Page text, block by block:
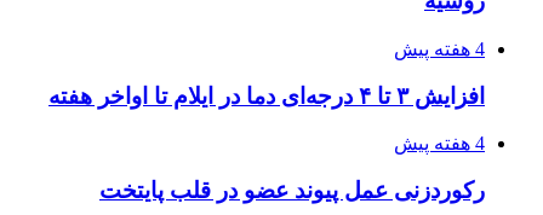
۱۴۰۵/۰۴/۱۵
عاشقانه، دارک رومنس و رمان بدون حذفیات
راهنمای جامع خرید تجهیزات اندازه گیری؛ چطور
دقیق‌ترین ابزارها را آنلاین بخریم؟